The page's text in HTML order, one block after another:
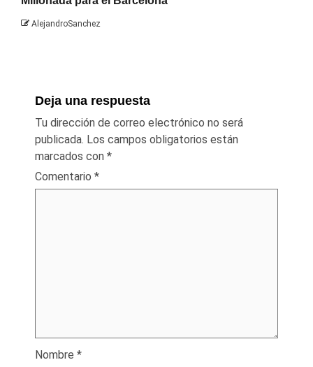
AlejandroSanchez
Deja una respuesta
Tu dirección de correo electrónico no será
publicada. Los campos obligatorios están
marcados con *
Comentario *
Nombre *